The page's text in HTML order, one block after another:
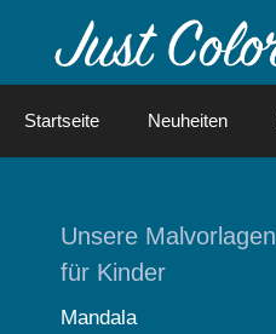
Startseite Neuheiten
Unsere Malvorlagen
für Kinder
Mandala